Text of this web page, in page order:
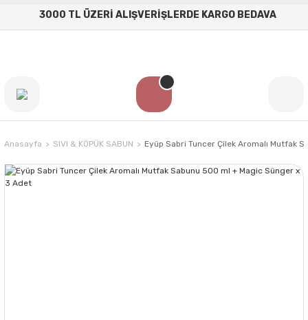
3000 TL ÜZERİ ALIŞVERİŞLERDE KARGO BEDAVA
Anasayfa SIVI & KÖPÜK SABUN Eyüp Sabri Tuncer Çilek Aromalı Mutfak